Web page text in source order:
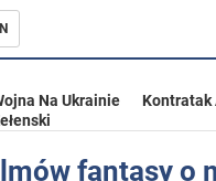
Na Ukrainie Kontratak
fantasy o